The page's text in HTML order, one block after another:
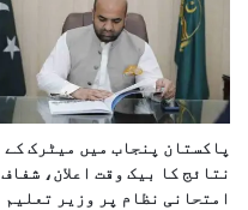
پاکستان پنجاب میں میٹرک کے
نتائج کا بیک وقت اعلان، شفاف
امتحانی نظام پر وزیر تعلیم